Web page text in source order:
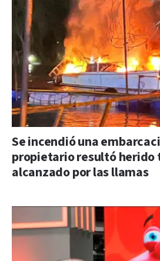
Se incendió una
propietario resultó herido
alcanzado por las llamas